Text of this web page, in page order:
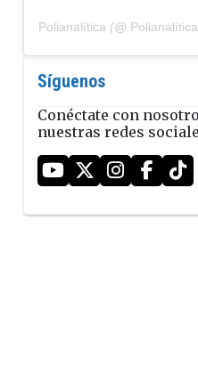
Polianalítica (@ Polianalítica
Síguenos
Conéctate con
nuestras redes